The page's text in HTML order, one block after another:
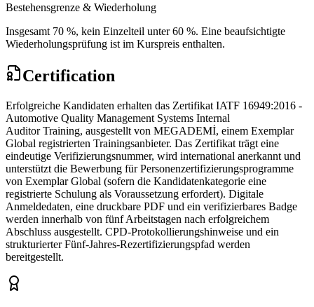
Bestehensgrenze & Wiederholung
Insgesamt 70 %, kein Einzelteil unter 60 %. Eine beaufsichtigte
Wiederholungsprüfung ist im Kurspreis enthalten.
Certification
Erfolgreiche Kandidaten erhalten das Zertifikat IATF 16949:2016 -
Automotive Quality Management Systems Internal
Auditor Training, ausgestellt von MEGADEMİ, einem Exemplar
Global registrierten Trainingsanbieter. Das Zertifikat trägt eine
eindeutige Verifizierungsnummer, wird international anerkannt und
unterstützt die Bewerbung für Personenzertifizierungsprogramme
von Exemplar Global (sofern die Kandidatenkategorie eine
registrierte Schulung als Voraussetzung erfordert). Digitale
Anmeldedaten, eine druckbare PDF und ein verifizierbares Badge
werden innerhalb von fünf Arbeitstagen nach erfolgreichem
Abschluss ausgestellt. CPD-Protokollierungshinweise und ein
strukturierter Fünf-Jahres-Rezertifizierungspfad werden
bereitgestellt.